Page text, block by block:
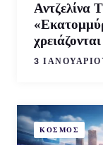
Αντζελίνα
3
ΚΟΣΜΟΣ